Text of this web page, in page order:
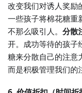
改变我们对诱人奖励
一些孩子将棉花糖重
不那么吸引人。 分散
开。成功等待的孩子
糖来分散自己的注意
而是积极管理我们的